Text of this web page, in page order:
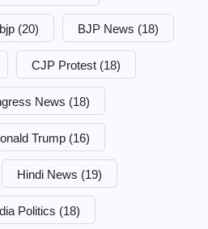
bjp (20) BJP News (18)
CJP Protest (18)
News (18)
Trump (16)
Hindi News (19)
Politics (18)